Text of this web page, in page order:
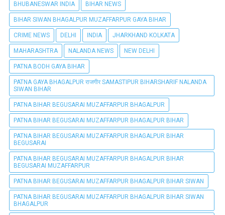
BHUBANESWAR INDIA BIHAR NEWS
BIHAR SIWAN BHAGALPUR MUZAFFARPUR GAYA BIHAR
CRIME NEWS DELHI INDIA JHARKHAND KOLKATA
MAHARASHTRA NALANDA NEWS NEW DELHI
PATNA BODH GAYA BIHAR
PATNA GAYA BHAGALPUR राजगीर SAMASTIPUR BIHARSHARIF NALANDA
SIWAN BIHAR
PATNA BIHAR BEGUSARAI MUZAFFARPUR BHAGALPUR
PATNA BIHAR BEGUSARAI MUZAFFARPUR BHAGALPUR BIHAR
PATNA BIHAR BEGUSARAI MUZAFFARPUR BHAGALPUR BIHAR
BEGUSARAI
PATNA BIHAR BEGUSARAI MUZAFFARPUR BHAGALPUR BIHAR
BEGUSARAI MUZAFFARPUR
PATNA BIHAR BEGUSARAI MUZAFFARPUR BHAGALPUR BIHAR SIWAN
PATNA BIHAR BEGUSARAI MUZAFFARPUR BHAGALPUR BIHAR SIWAN
BHAGALPUR